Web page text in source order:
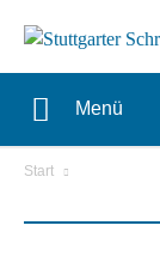
Menü
Start